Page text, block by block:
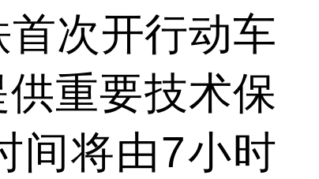
次开行动车
重要技术保
间将由7小时